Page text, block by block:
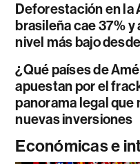
Deforestación en la
brasileña cae 37% y
nivel más bajo
¿Qué países de
apuestan por el
panorama legal que
nuevas inversiones
Económicas e